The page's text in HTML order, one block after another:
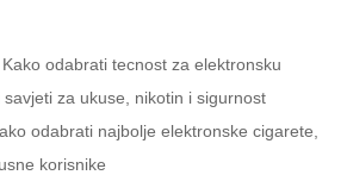
Kako odabrati tecnost za elektronsku
za ukuse, nikotin i sigurnost
odabrati najbolje elektronske cigarete,
korisnike